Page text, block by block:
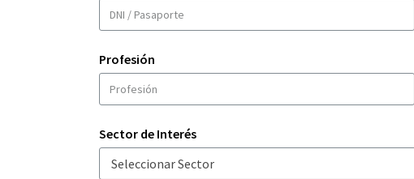
Profesión
Sector de Interés